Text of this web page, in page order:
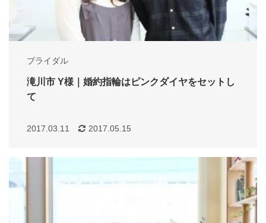
ブライダル
滝川市 Y様｜婚約指輪はピンクダイヤをセットし
て
2017.03.11 2017.05.15